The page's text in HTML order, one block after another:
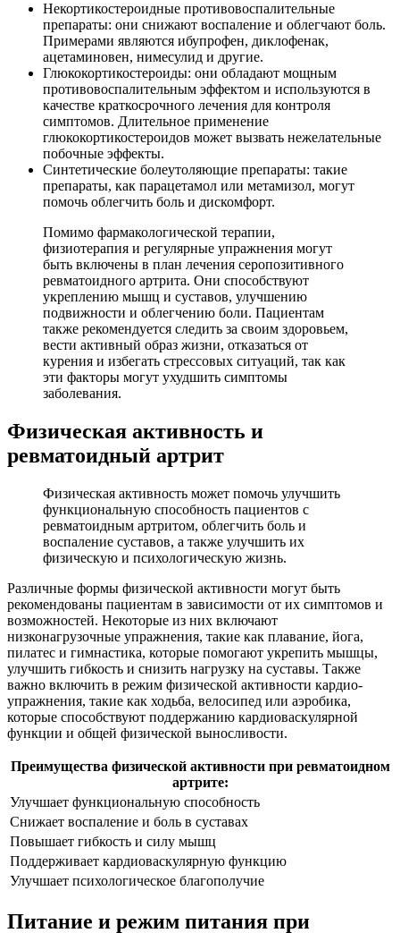
Некортикостероидные противовоспалительные
препараты: они снижают воспаление и облегчают боль.
Примерами являются ибупрофен, диклофенак,
ацетаминовен, нимесулид и другие.
Глюкокортикостероиды: они обладают мощным
противовоспалительным эффектом и используются в
качестве краткосрочного лечения для контроля
симптомов. Длительное применение
глюкокортикостероидов может вызвать нежелательные
побочные эффекты.
Синтетические болеутоляющие препараты: такие
препараты, как парацетамол или метамизол, могут
помочь облегчить боль и дискомфорт.
Помимо фармакологической терапии,
физиотерапия и регулярные упражнения могут
быть включены в план лечения серопозитивного
ревматоидного артрита. Они способствуют
укреплению мышц и суставов, улучшению
подвижности и облегчению боли. Пациентам
также рекомендуется следить за своим здоровьем,
вести активный образ жизни, отказаться от
курения и избегать стрессовых ситуаций, так как
эти факторы могут ухудшить симптомы
заболевания.
Физическая активность и
ревматоидный артрит
Физическая активность может помочь улучшить
функциональную способность пациентов с
ревматоидным артритом, облегчить боль и
воспаление суставов, а также улучшить их
физическую и психологическую жизнь.
Различные формы физической активности могут быть
рекомендованы пациентам в зависимости от их симптомов и
возможностей. Некоторые из них включают
низконагрузочные упражнения, такие как плавание, йога,
пилатес и гимнастика, которые помогают укрепить мышцы,
улучшить гибкость и снизить нагрузку на суставы. Также
важно включить в режим физической активности кардио-
упражнения, такие как ходьба, велосипед или аэробика,
которые способствуют поддержанию кардиоваскулярной
функции и общей физической выносливости.
Преимущества физической активности при ревматоидном
артрите:
Улучшает функциональную способность
Снижает воспаление и боль в суставах
Повышает гибкость и силу мышц
Поддерживает кардиоваскулярную функцию
Улучшает психологическое благополучие
Питание и режим питания при